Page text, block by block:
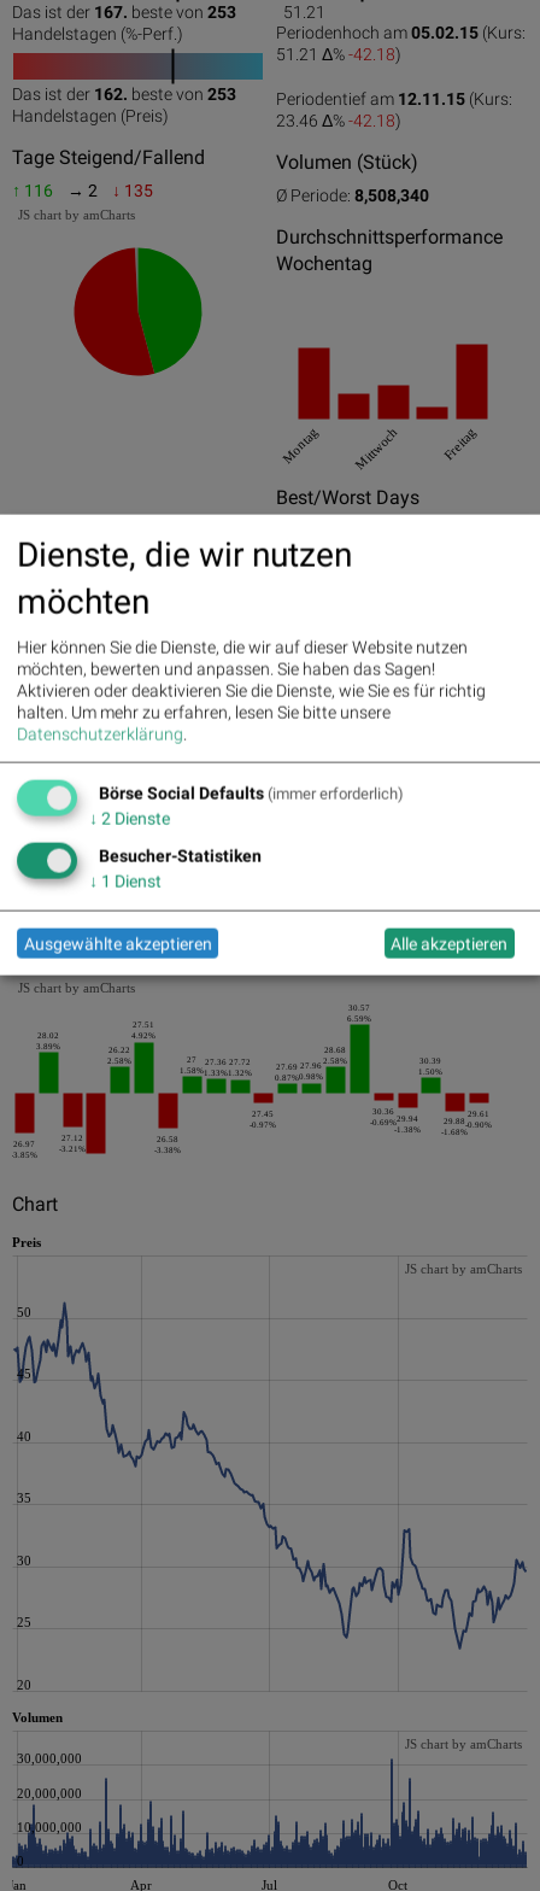
Das ist der 167. beste von 253
Handelstagen (%-Perf.)
Das ist der 162. beste von 253
Handelstagen (Preis)
Tage Steigend/Fallend
↑ 116 → 2 ↓ 135
JS chart by amCharts
0 100
51.21
Periodenhoch am05.02.15 (Kurs:
51.21 Δ%-42.18)
Periodentief am 12.11.15 (Kurs:
23.46 Δ%-42.18)
Volumen (Stück)
Ø Periode: 8,508,340
Durchschnittsperformance
Wochentag
Montag Mittwoch Freitag
Best/Worst Days
05.10.2015
09.10.2015 -6.81%
24.08.2015
Pics
Die letzten 20 Tage der Periode
26.97
-3.85%
28.02
3.89%
27.12
-3.21%
26.22
2.58%
27.51
4.92%
26.58
-3.38%
27
1.58%
27.36
1.33%
27.72
1.32%
27.45
-0.97%
27.69
0.87%
27.96
0.98%
28.68
2.58%
30.57
6.59%
30.36
-0.69%29.94
-1.38%
30.39
1.50%
29.88
-1.68%
29.61
-0.90%
JS chart by amCharts
Chart
Preis
20
25
30
35
40
45
50
JS chart by amCharts
Volumen
Jan Apr Jul Oct
0
10,000,000
20,000,000
30,000,000
JS chart by amCharts
Dienste, die wir nutzen
möchten
Hier können Sie die Dienste, die wir auf dieser Website nutzen
möchten, bewerten und anpassen. Sie haben das Sagen!
Aktivieren oder deaktivieren Sie die Dienste, wie Sie es für richtig
halten. Um mehr zu erfahren, lesen Sie bitte unsere
Datenschutzerklärung.
Börse Social Defaults (immer erforderlich)
↓ 2 Dienste
Besucher-Statistiken
↓ 1 Dienst
Ausgewählte akzeptieren Alle akzeptieren